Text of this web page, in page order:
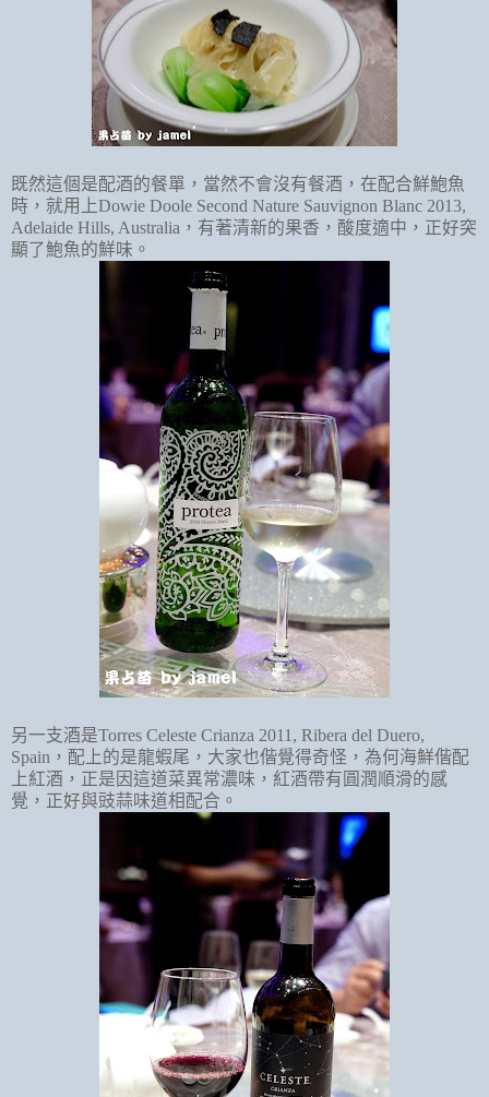
既然這個是配酒的餐單，當然不會沒有餐酒，在配合鮮鮑魚
時，就用上Dowie Doole Second Nature Sauvignon Blanc 2013,
Adelaide Hills, Australia ，有著清新的果香，酸度適中，正好突
顯了鮑魚的鮮味。
另一支酒是Torres Celeste Crianza 2011, Ribera del Duero,
Spain ，配上的是龍蝦尾，大家也偕覺得奇怪，為何海鮮偕配
上紅酒，正是因這道菜異常濃味，紅酒帶有圓潤順滑的感
覺，正好與豉蒜味道相配合。